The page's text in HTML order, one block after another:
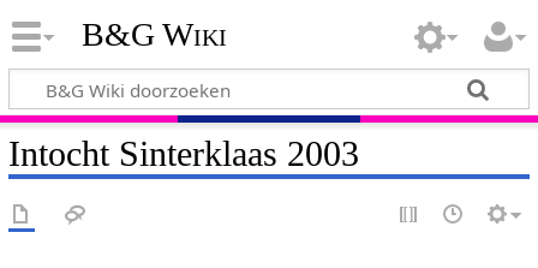
B&G Wiki
Intocht Sinterklaas 2003